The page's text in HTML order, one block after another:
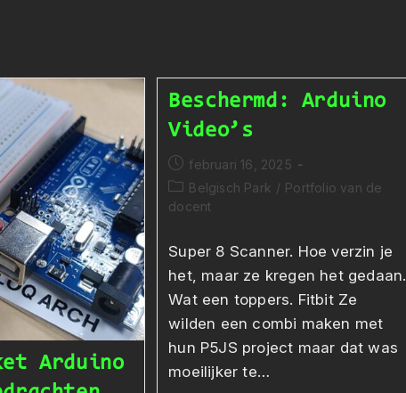
Arduino
Beschermd: Arduino
Video’s
Bericht
gepubliceerd
op:
februari 16, 2025
Berichtcategorie:
Belgisch Park / Portfolio van de
docent
Super 8 Scanner. Hoe verzin je
het, maar ze kregen het gedaan.
Wat een toppers. Fitbit Ze
wilden een combi maken met
hun P5JS project maar dat was
moeilijker te…